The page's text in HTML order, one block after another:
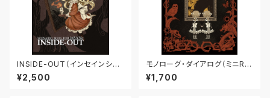
INSIDE-OUT（インセインシナ
リオブック）
¥2,500
モノローグ・ダイアログ（ミニRP
Gシステム集）
¥1,700